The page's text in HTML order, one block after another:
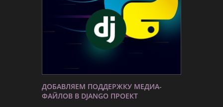
ДОБАВЛЯЕМ ПОДДЕРЖКУ МЕДИА-
ФАЙЛОВ В DJANGO ПРОЕКТ